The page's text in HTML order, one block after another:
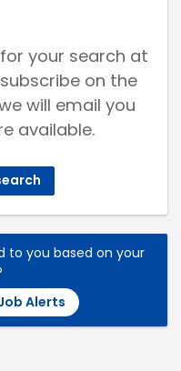
your search at
on the
will email you
available.
to you based on your
Alerts